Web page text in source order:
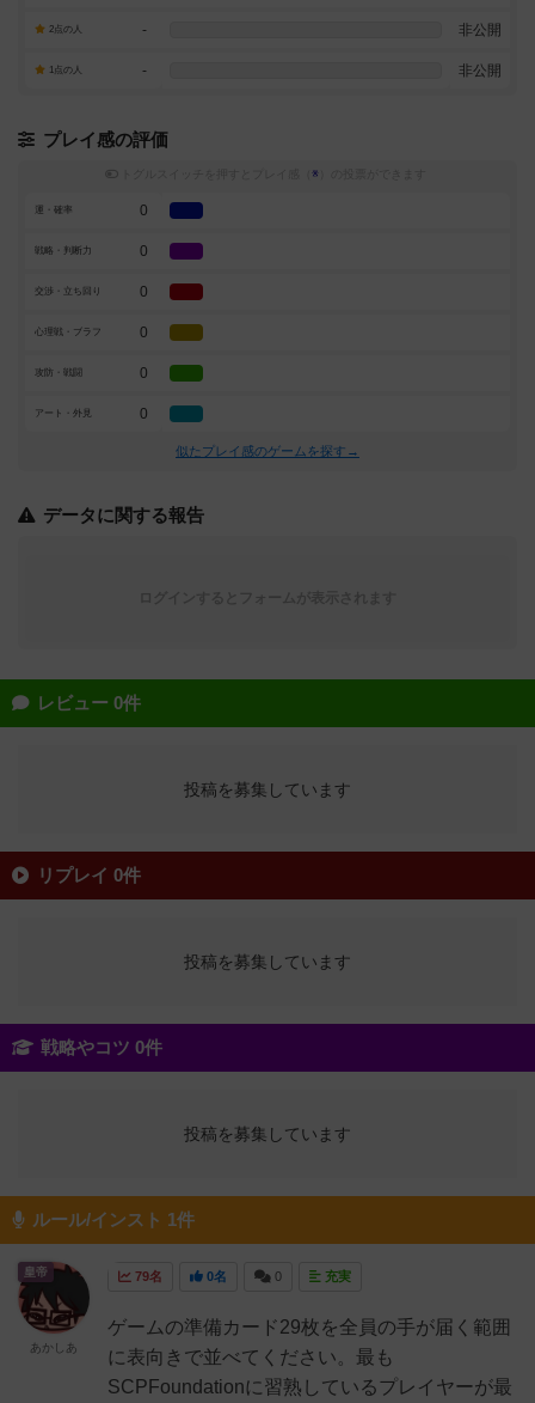
2点の人 - 非公開
1点の人 - 非公開
プレイ感の評価
※
運・確率 0
戦略・判断力 0
交渉・立ち回り 0
心理戦・ブラフ 0
攻防・戦闘 0
アート・外見 0
似たプレイ感のゲームを探す→
データに関する報告
レビュー 0件
投稿を募集しています
リプレイ 0件
投稿を募集しています
戦略やコツ 0件
投稿を募集しています
ルール/インスト 1件
79名 0名 0 充実
ゲームの準備カード29枚を全員の手が届く範囲
に表向きで並べてください。最も
SCPFoundationに習熟しているプレイヤーが最
皇帝
あかしあ